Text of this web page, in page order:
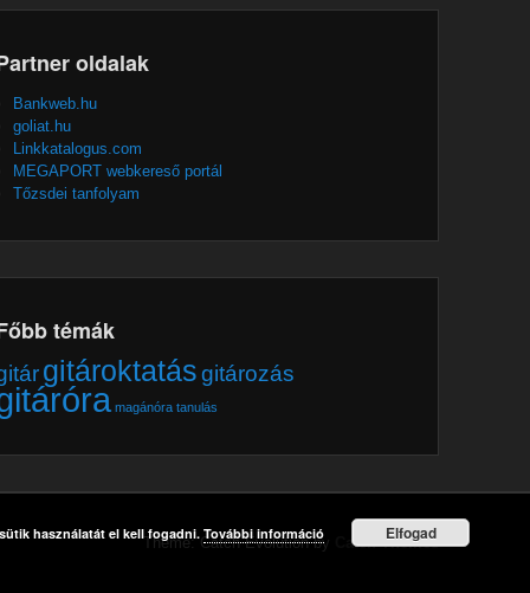
oldalak
Bankweb.hu
goliat.hu
Linkkatalogus.com
MEGAPORT webkereső portál
Tőzsdei tanfolyam
témák
gitároktatásgitározás
magánóra tanulás
Theme: Catch Evolution by Catch Themes
használatát el kell fogadni.További információ Elfogad